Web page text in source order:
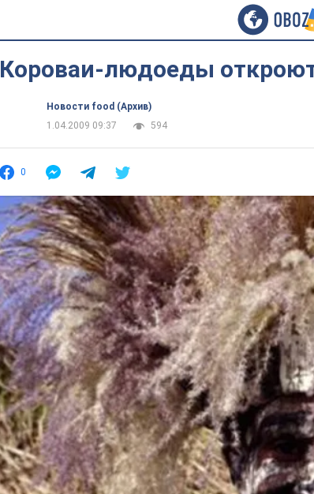
Короваи-людоеды
Новости food (Архив)
1.04.2009 09:37
594
0